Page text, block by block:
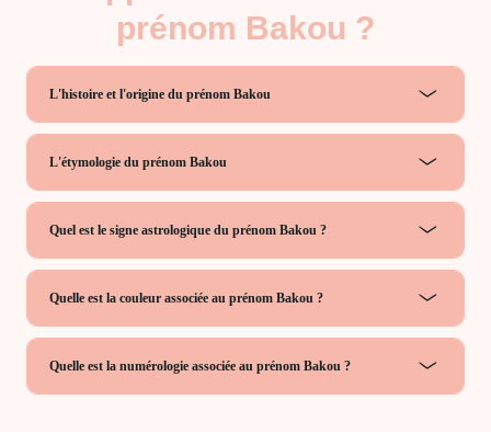
prénom Bakou ?
L'histoire et l'origine du prénom Bakou
L'étymologie du prénom Bakou
Quel est le signe astrologique du prénom Bakou ?
Quelle est la couleur associée au prénom Bakou ?
Quelle est la numérologie associée au prénom Bakou ?